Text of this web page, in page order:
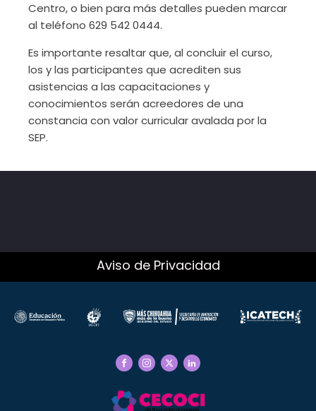
Centro, o bien para más detalles pueden marcar
al teléfono 629 542 0444.
Es importante resaltar que, al concluir el curso,
los y las participantes que acrediten sus
asistencias a las capacitaciones y
conocimientos serán acreedores de una
constancia con valor curricular avalada por la
SEP.
Aviso de Privacidad